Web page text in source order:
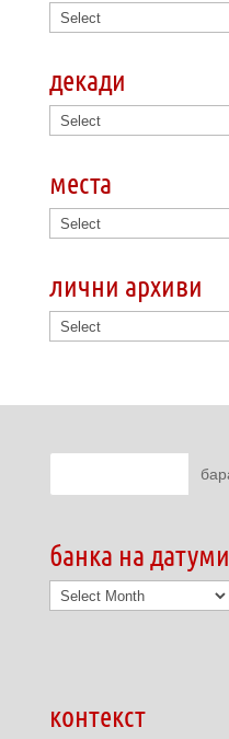
декади
места
лични архиви
банка на датуми
банка
на
контекст